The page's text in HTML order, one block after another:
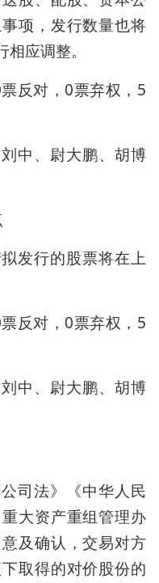
项，发行数量也将
应调整。
反对，0票弃权，5
中、尉大鹏、胡博
发行的股票将在上
反对，0票弃权，5
中、尉大鹏、胡博
司法》《中华人民
大资产重组管理办
及确认，交易对方
取得的对价股份的